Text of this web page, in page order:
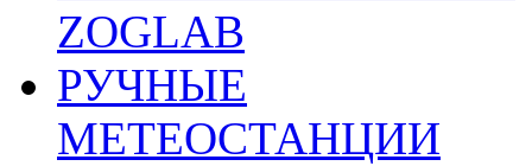
ZOGLAB
РУЧНЫЕ
МЕТЕОСТАНЦИИ